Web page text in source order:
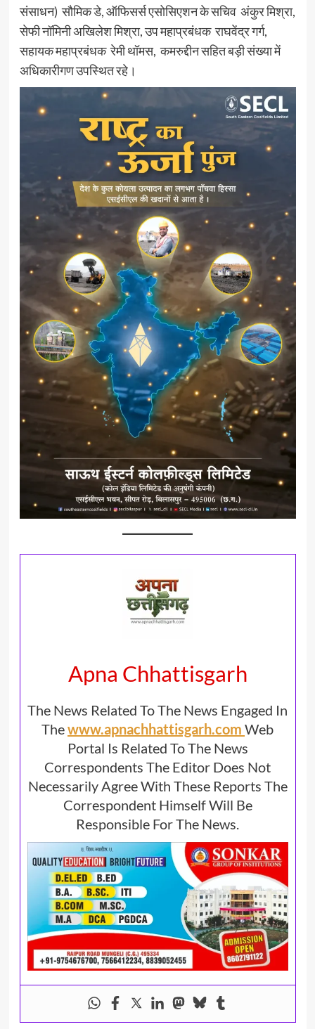
संसाधन) सौमिक डे, ऑफिसर्स एसोसिएशन के सचिव अंकुर मिश्रा,
सेफी नॉमिनी अखिलेश मिश्रा, उप महाप्रबंधक राघवेंद्र गर्ग,
सहायक महाप्रबंधक रेमी थॉमस, कमरुद्दीन सहित बड़ी संख्या में
अधिकारीगण उपस्थित रहे।
Apna Chhattisgarh
The News Related To The News Engaged In
Thewww.apnachhattisgarh.com Web
Portal Is Related To The News
Correspondents The Editor Does Not
Necessarily Agree With These Reports The
Correspondent Himself Will Be
Responsible For The News.